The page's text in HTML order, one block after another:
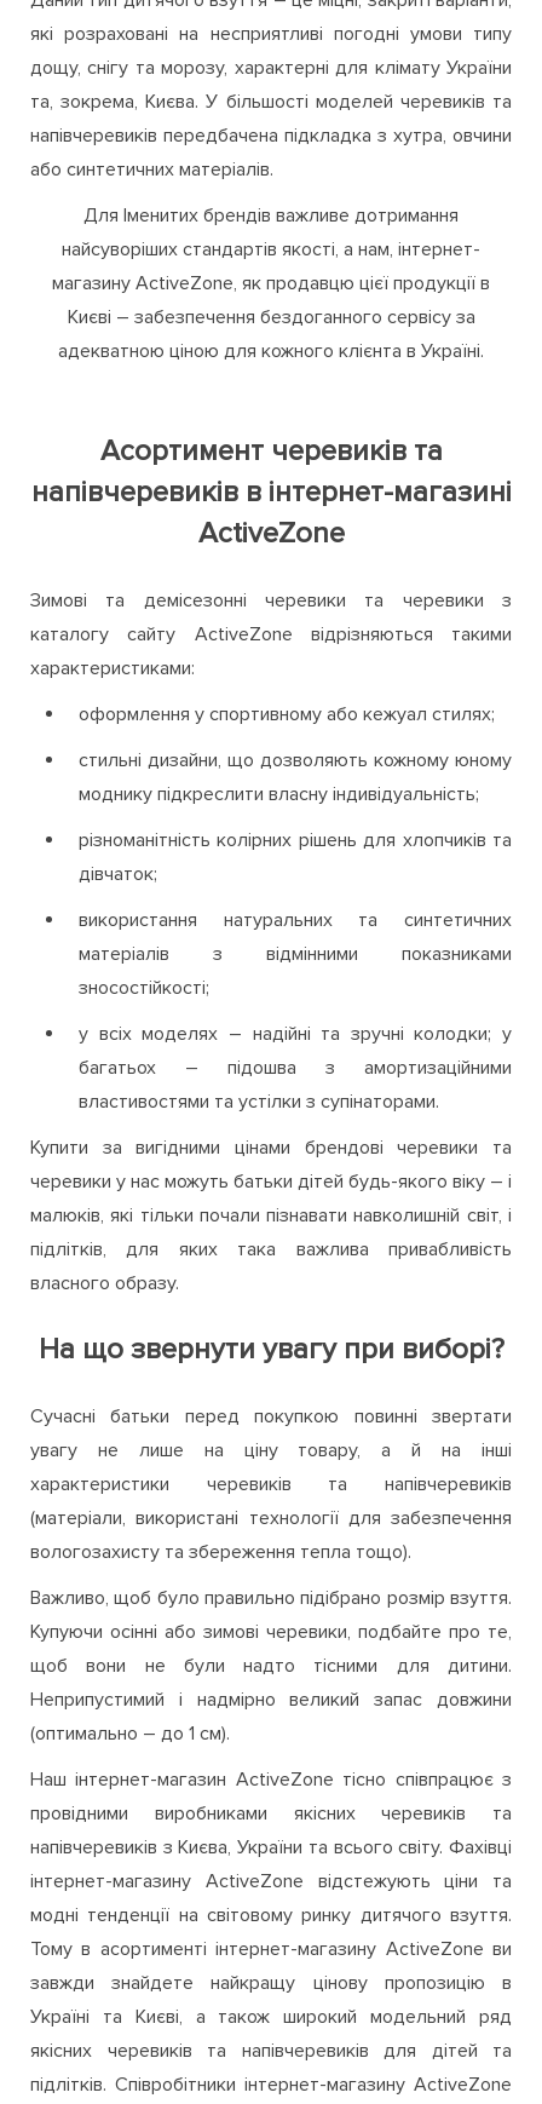
які розраховані на несприятливі погодні умови типу
дощу, снігу та морозу, характерні для клімату України
та, зокрема, Києва. У більшості моделей черевиків та
напівчеревиків передбачена підкладка з хутра, овчини
або синтетичних матеріалів.
Для Іменитих брендів важливе дотримання
найсуворіших стандартів якості, а нам, інтернет-
магазину ActiveZone, як продавцю цієї продукції в
Києві – забезпечення бездоганного сервісу за
адекватною ціною для кожного клієнта в Україні.
Асортимент черевиків та
напівчеревиків в інтернет-магазині
ActiveZone
Зимові та демісезонні черевики та черевики з
каталогу сайту ActiveZone відрізняються такими
характеристиками:
оформлення у спортивному або кежуал стилях;
стильні дизайни, що дозволяють кожному юному
моднику підкреслити власну індивідуальність;
різноманітність колірних рішень для хлопчиків та
дівчаток;
використання натуральних та синтетичних
матеріалів з відмінними показниками
зносостійкості;
у всіх моделях – надійні та зручні колодки; у
багатьох – підошва з амортизаційними
властивостями та устілки з супінаторами.
Купити за вигідними цінами брендові черевики та
черевики у нас можуть батьки дітей будь-якого віку – і
малюків, які тільки почали пізнавати навколишній світ, і
підлітків, для яких така важлива привабливість
власного образу.
На що звернути увагу при виборі?
Сучасні батьки перед покупкою повинні звертати
увагу не лише на ціну товару, а й на інші
характеристики черевиків та напівчеревиків
(матеріали, використані технології для забезпечення
вологозахисту та збереження тепла тощо).
Важливо, щоб було правильно підібрано розмір взуття.
Купуючи осінні або зимові черевики, подбайте про те,
щоб вони не були надто тісними для дитини.
Неприпустимий і надмірно великий запас довжини
(оптимально – до 1 см).
Наш інтернет-магазин ActiveZone тісно співпрацює з
провідними виробниками якісних черевиків та
напівчеревиків з Києва, України та всього світу. Фахівці
інтернет-магазину ActiveZone відстежують ціни та
модні тенденції на світовому ринку дитячого взуття.
Тому в асортименті інтернет-магазину ActiveZone ви
завжди знайдете найкращу цінову пропозицію в
Україні та Києві, а також широкий модельний ряд
якісних черевиків та напівчеревиків для дітей та
підлітків. Співробітники інтернет-магазину ActiveZone